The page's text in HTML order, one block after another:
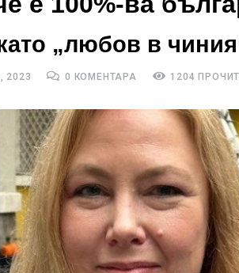
„любов в
2023 0 КОМЕНТАРА 1204